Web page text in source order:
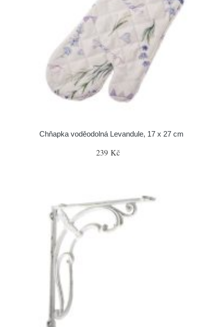
Chňapka voděodolná Levandule, 17 x 27 cm
239 Kč